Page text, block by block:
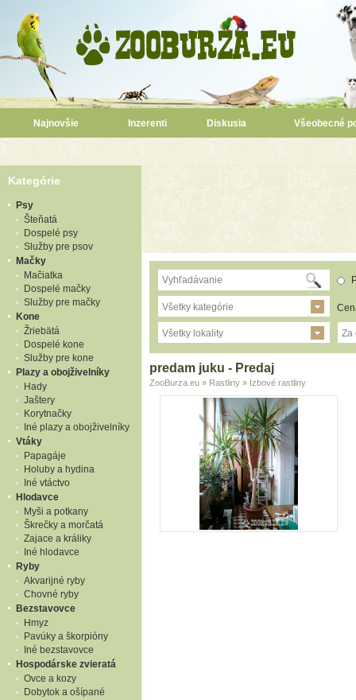
Najnovšie Inzerenti Diskusia Všeobecné
Kategórie
Psy
Šteňatá
Dospelé psy
Služby pre psov
Mačky
Mačiatka
Dospelé mačky
Služby pre mačky
Kone
Žriebätá
Dospelé kone
Služby pre kone
Plazy a obojživelníky
Hady
Jaštery
Korytnačky
Iné plazy a obojživelníky
Vtáky
Papagáje
Holuby a hydina
Iné vtáctvo
Hlodavce
Myši a potkany
Škrečky a morčatá
Zajace a králiky
Iné hlodavce
Ryby
Akvarijné ryby
Chovné ryby
Bezstavovce
Hmyz
Pavúky a škorpióny
Iné bezstavovce
Hospodárske zvieratá
Ovce a kozy
Dobytok a ošípané
Všetky kategórie
Všetky lokality Za
predam juku - Predaj
ZooBurza.eu » Rastliny » Izbové rastliny